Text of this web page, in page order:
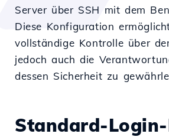
Server über SSH mit dem
Diese Konfiguration
vollständige Kontrolle über
jedoch auch die
dessen Sicherheit zu
Standard-